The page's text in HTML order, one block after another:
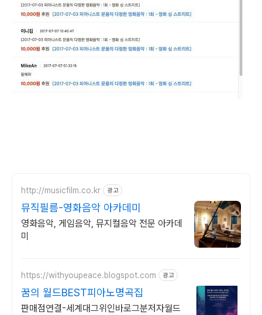
http://musicfilm.co.kr 광고
뮤직필름-영화음악 아카데미
영화음악, 게임음악, 뮤지컬음악 전문 아카데
미
https://withyoupeace.blogspot.com 광고
꿈의 월드BEST피아노명곡집
판매점연결-세계대그위인바로그분저자월드